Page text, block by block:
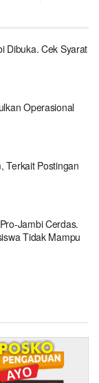
Dibuka. Cek Syarat
Operasional
Terkait Postingan
Jambi Cerdas.
Tidak Mampu